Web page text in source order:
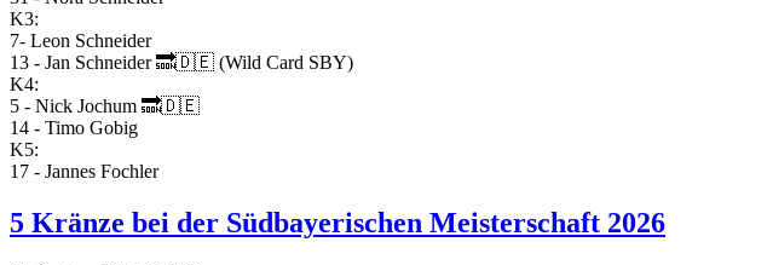
K3:
7- Leon Schneider
13 - Jan Schneider 🔜🇩🇪 (Wild Card SBY)
K4:
5 - Nick Jochum 🔜🇩🇪
14 - Timo Gobig
K5:
17 - Jannes Fochler
5 Kränze bei der Südbayerischen Meisterschaft 2026